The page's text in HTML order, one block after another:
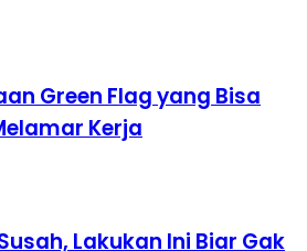
Green Flag yang Bisa
Kerja
Lakukan Ini Biar Gak